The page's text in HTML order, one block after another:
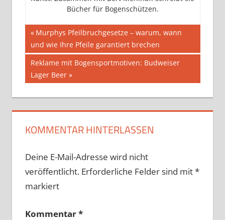
Bücher für Bogenschützen.
Beitragsnavigation
Vorheriger
Beitrag:
Murphys Pfeilbruchgesetze – warum, wann
und wie Ihre Pfeile garantiert brechen
Nächster
Beitrag:
Reklame mit Bogensportmotiven: Budweiser
Lager Beer
KOMMENTAR HINTERLASSEN
Deine E-Mail-Adresse wird nicht
veröffentlicht. Erforderliche Felder sind mit*
markiert
Kommentar*